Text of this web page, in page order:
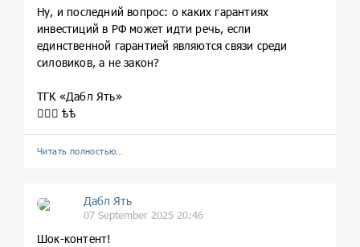
Ну, и последний вопрос: о каких гарантиях
инвестиций в РФ может идти речь, если
единственной гарантией являются связи среди
силовиков, а не закон?
ТГК «Дабл Ять»
💁🏼‍♀️ ѣѣ
Читать полностью…
Дабл Ять
07 September 2025 20:46
Шок-контент!